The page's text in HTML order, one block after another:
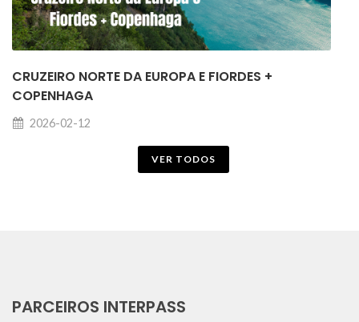
CRUZEIRO NORTE DA EUROPA E FIORDES +
COPENHAGA
2026-02-12
VER TODOS
PARCEIROS INTERPASS